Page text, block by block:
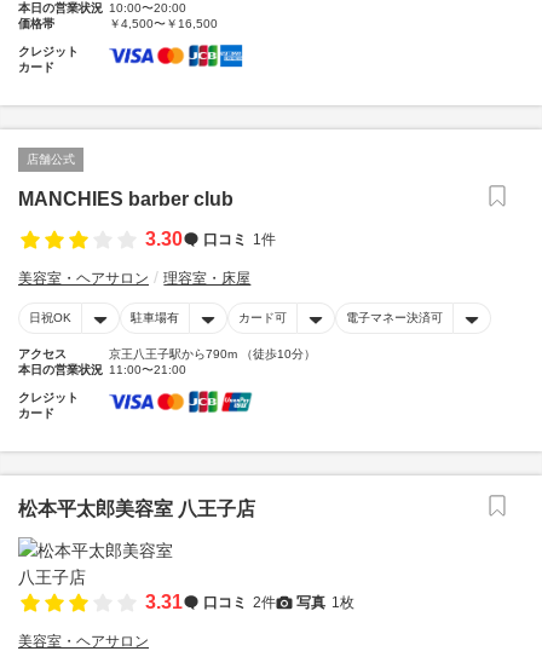
本日の営業状況 10:00〜20:00
価格帯
￥4,500〜￥16,500
クレジット
カード
店舗公式
MANCHIES barber club
3.30
口コミ 1件
美容室・ヘアサロン 理容室・床屋
日祝OK 駐車場有 カード可 電子マネー決済可
アクセス
京王八王子駅から790m （徒歩10分）
本日の営業状況 11:00〜21:00
クレジット
カード
松本平太郎美容室 八王子店
3.31 口コミ 2件 写真 1枚
美容室・ヘアサロン